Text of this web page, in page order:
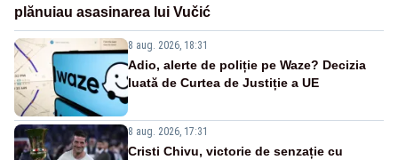
plănuiau asasinarea lui Vučić
8 aug. 2026, 18:31
Adio, alerte de poliție pe Waze? Decizia
luată de Curtea de Justiție a UE
8 aug. 2026, 17:31
Cristi Chivu, victorie de senzație cu